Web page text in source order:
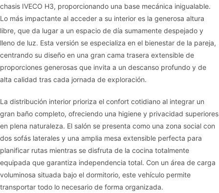
chasis IVECO H3, proporcionando una base mecánica inigualable.
Lo más impactante al acceder a su interior es la generosa altura
libre, que da lugar a un espacio de día sumamente despejado y
lleno de luz. Esta versión se especializa en el bienestar de la pareja,
centrando su diseño en una gran cama trasera extensible de
proporciones generosas que invita a un descanso profundo y de
alta calidad tras cada jornada de exploración.
La distribución interior prioriza el confort cotidiano al integrar un
gran baño completo, ofreciendo una higiene y privacidad superiores
en plena naturaleza. El salón se presenta como una zona social con
dos sofás laterales y una amplia mesa extensible perfecta para
planificar rutas mientras se disfruta de la cocina totalmente
equipada que garantiza independencia total. Con un área de carga
voluminosa situada bajo el dormitorio, este vehículo permite
transportar todo lo necesario de forma organizada.